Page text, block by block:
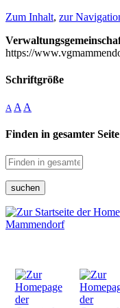
Zum Inhalt, zur
https://
Schriftgröße
A A A
Finden in gesamter Seite
suchen